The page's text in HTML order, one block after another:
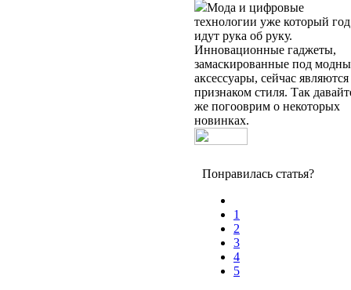
Мода и цифровые
технологии уже который год
идут рука об руку.
Инновационные гаджеты,
замаскированные под
аксессуары, сейчас являются
признаком стиля. Так
же погооврим о некоторых
новинках.
Понравилась статья?
1
2
3
4
5